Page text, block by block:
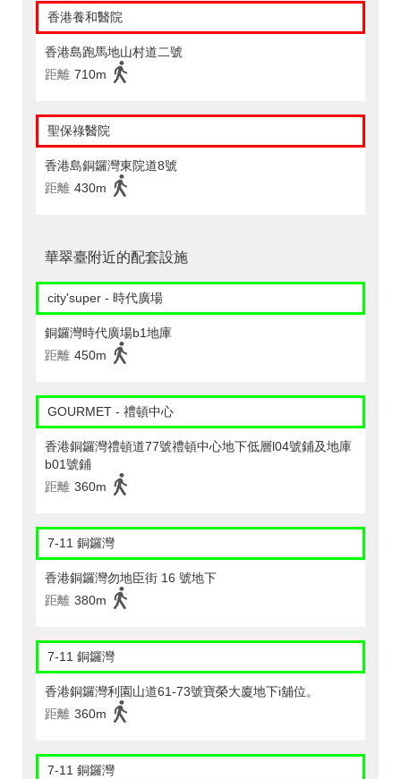
香港養和醫院
香港島跑馬地山村道二號
距離 710m
聖保祿醫院
香港島銅鑼灣東院道8號
距離 430m
華翠臺附近的配套設施
city'super - 時代廣場
銅鑼灣時代廣場b1地庫
距離 450m
GOURMET - 禮頓中心
香港銅鑼灣禮頓道77號禮頓中心地下低層l04號鋪及地庫
b01號鋪
距離 360m
7-11 銅鑼灣
香港銅鑼灣勿地臣街 16 號地下
距離 380m
7-11 銅鑼灣
香港銅鑼灣利園山道61-73號寶榮大廈地下i舖位。
距離 360m
7-11 銅鑼灣